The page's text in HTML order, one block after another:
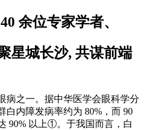
余位专家学者、
星城长沙, 共谋前端
病之一。据中华医学会眼科学分
白内障发病率约为 80%，而 90
90% 以上①。于我国而言，白